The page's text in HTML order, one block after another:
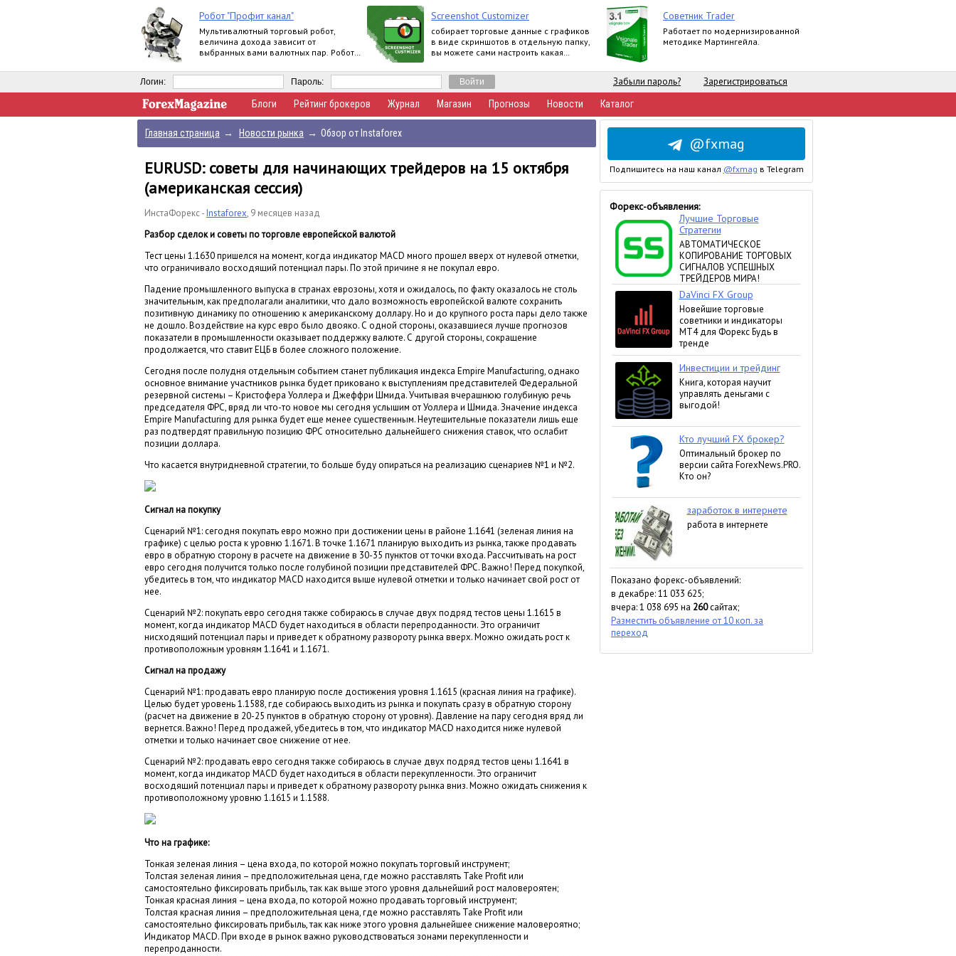
Робот "Профит канал"
Мультивалютный торговый робот,
величина дохода зависит от
выбранных вами валютных пар. Робот
Screenshot Customizer
собирает торговые данные с графиков
в виде скриншотов в отдельную папку,
вы можете сами настроить какая
отображаться
Советник Trader
Работает по модернизированной
методике Мартингейла.
Логин: Пароль: Забыли пароль? Зарегистрироваться
Блоги Рейтинг брокеров Журнал Магазин Прогнозы Новости Каталог
Главная страница → Новости рынка → Обзор от Instaforex
EURUSD: советы для начинающих трейдеров на 15 октября
(американская сессия)
ИнстаФорекс -Instaforex, 9 месяцев назад
Разбор сделок и советы по торговле европейской валютой
Тест цены 1.1630 пришелся на момент, когда индикатор MACD много прошел вверх от нулевой отметки,
что ограничивало восходящий потенциал пары. По этой причине я не покупал евро.
Падение промышленного выпуска в странах еврозоны, хотя и ожидалось, по факту оказалось не столь
значительным, как предполагали аналитики, что дало возможность европейской валюте сохранить
позитивную динамику по отношению к американскому доллару. Но и до крупного роста пары дело также
не дошло. Воздействие на курс евро было двояко. С одной стороны, оказавшиеся лучше прогнозов
показатели в промышленности оказывает поддержку валюте. С другой стороны, сокращение
продолжается, что ставит ЕЦБ в более сложного положение.
Сегодня после полудня отдельным событием станет публикация индекса Empire Manufacturing, однако
основное внимание участников рынка будет приковано к выступлениям представителей Федеральной
резервной системы – Кристофера Уоллера и Джеффри Шмида. Учитывая вчерашнюю голубиную речь
председателя ФРС, вряд ли что-то новое мы сегодня услышим от Уоллера и Шмида. Значение индекса
Empire Manufacturing для рынка будет еще менее существенным. Неутешительные показатели лишь еще
раз подтвердят правильную позицию ФРС относительно дальнейшего снижения ставок, что ослабит
позиции доллара.
Что касается внутридневной стратегии, то больше буду опираться на реализацию сценариев №1 и №2.
Сигнал на покупку
Сценарий №1: сегодня покупать евро можно при достижении цены в районе 1.1641 (зеленая линия на
графике) с целью роста к уровню 1.1671. В точке 1.1671 планирую выходить из рынка, также продавать
евро в обратную сторону в расчете на движение в 30-35 пунктов от точки входа. Рассчитывать на рост
евро сегодня получится только после голубиной позиции представителей ФРС. Важно! Перед покупкой,
убедитесь в том, что индикатор MACD находится выше нулевой отметки и только начинает свой рост от
нее.
Сценарий №2: покупать евро сегодня также собираюсь в случае двух подряд тестов цены 1.1615 в
момент, когда индикатор MACD будет находиться в области перепроданности. Это ограничит
нисходящий потенциал пары и приведет к обратному развороту рынка вверх. Можно ожидать рост к
противоположным уровням 1.1641 и 1.1671.
Сигнал на продажу
Сценарий №1: продавать евро планирую после достижения уровня 1.1615 (красная линия на графике).
Целью будет уровень 1.1588, где собираюсь выходить из рынка и покупать сразу в обратную сторону
(расчет на движение в 20-25 пунктов в обратную сторону от уровня). Давление на пару сегодня вряд ли
вернется. Важно! Перед продажей, убедитесь в том, что индикатор MACD находится ниже нулевой
отметки и только начинает свое снижение от нее.
Сценарий №2: продавать евро сегодня также собираюсь в случае двух подряд тестов цены 1.1641 в
момент, когда индикатор MACD будет находиться в области перекупленности. Это ограничит
восходящий потенциал пары и приведет к обратному развороту рынка вниз. Можно ожидать снижения к
противоположному уровню 1.1615 и 1.1588.
Что на графике:
Тонкая зеленая линия – цена входа, по которой можно покупать торговый инструмент;
Толстая зеленая линия – предположительная цена, где можно расставлять Take Profit или
самостоятельно фиксировать прибыль, так как выше этого уровня дальнейший рост маловероятен;
Тонкая красная линия – цена входа, по которой можно продавать торговый инструмент;
Толстая красная линия – предположительная цена, где можно расставлять Take Profit или
самостоятельно фиксировать прибыль, так как ниже этого уровня дальнейшее снижение маловероятно;
Индикатор MACD. При входе в рынок важно руководствоваться зонами перекупленности и
перепроданности.
@fxmag
Подпишитесь на наш канал @fxmag в Telegram
Форекс-объявления:
Показано форекс-объявлений:
в декабре: 11 033 625;
вчера: 1 038 695 на 260сайтах;
Разместить объявление от 10 коп. за
переход